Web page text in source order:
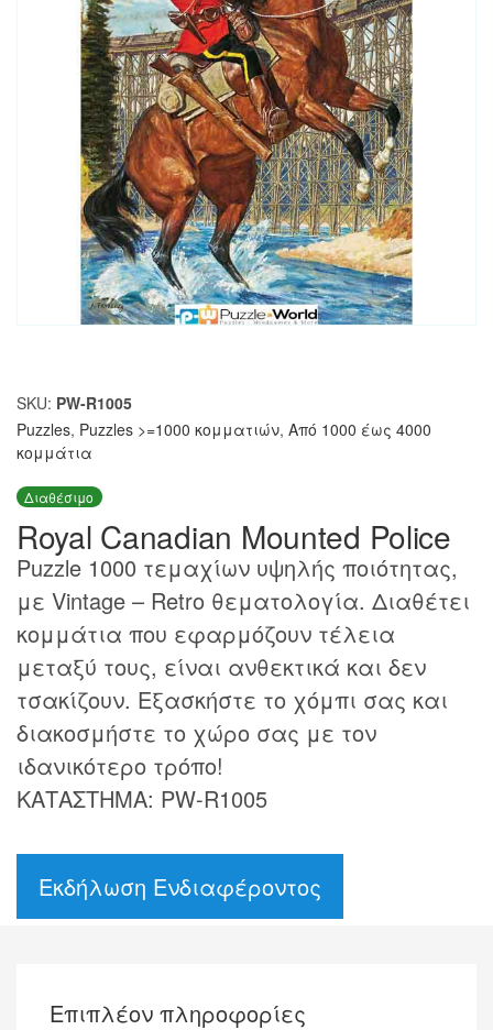
SKU: PW-R1005
Puzzles, Puzzles >=1000 κομματιών, Από 1000 έως 4000
κομμάτια
Διαθέσιμο
Royal Canadian Mounted Police
Puzzle 1000 τεμαχίων υψηλής ποιότητας,
με Vintage – Retro θεματολογία. Διαθέτει
κομμάτια που εφαρμόζουν τέλεια
μεταξύ τους, είναι ανθεκτικά και δεν
τσακίζουν. Εξασκήστε το χόμπι σας και
διακοσμήστε το χώρο σας με τον
ιδανικότερο τρόπο!
ΚΑΤΑΣΤΗΜΑ: PW-R1005
Εκδήλωση Ενδιαφέροντος
Επιπλέον πληροφορίες